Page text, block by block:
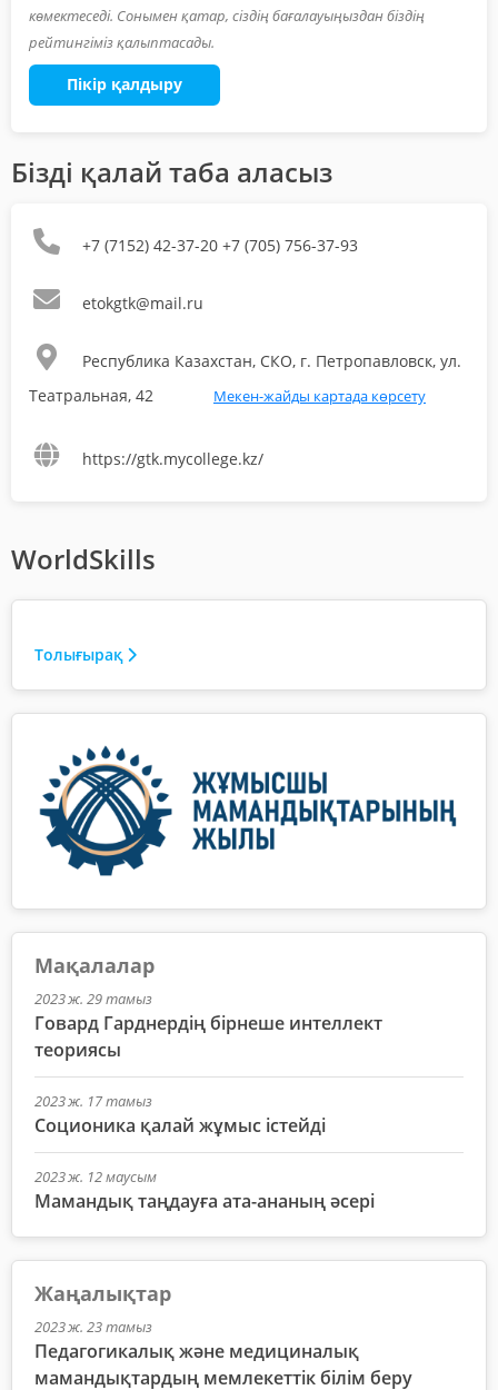
көмектеседі. Сонымен қатар, сіздің бағалауыңыздан біздің
рейтингіміз қалыптасады.
Пікір қалдыру
Бізді қалай таба аласыз
+7 (7152) 42-37-20 +7 (705) 756-37-93
etokgtk@mail.ru
Республика Казахстан, СКО, г. Петропавловск, ул.
Театральная, 42
Мекен-жайды картада көрсету
https://gtk.mycollege.kz/
WorldSkills
Толығырақ
Мақалалар
2023 ж. 29 тамыз
Говард Гарднердің бірнеше интеллект
теориясы
2023 ж. 17 тамыз
Соционика қалай жұмыс істейді
2023 ж. 12 маусым
Мамандық таңдауға ата-ананың әсері
Жаңалықтар
2023 ж. 23 тамыз
Педагогикалық және медициналық
мамандықтардың мемлекеттік білім беру